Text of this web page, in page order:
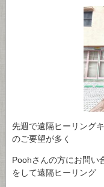
先週で遠隔ヒーリング
のご要望が多く
Poohさんの方にお問い
をして遠隔ヒーリング